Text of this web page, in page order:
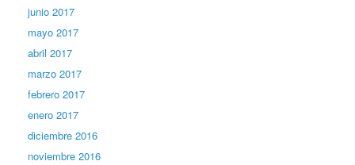
junio 2017
mayo 2017
abril 2017
marzo 2017
febrero 2017
enero 2017
diciembre 2016
noviembre 2016